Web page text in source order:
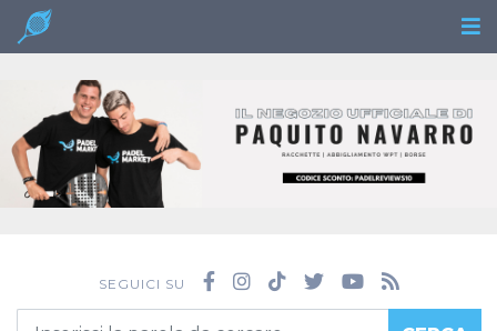
SEGUICI SU